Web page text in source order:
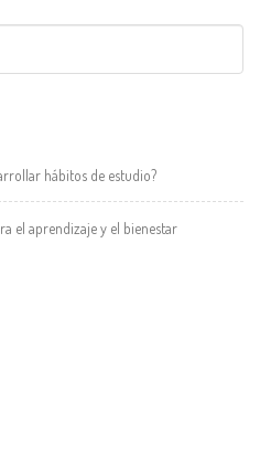
hábitos de estudio?
el aprendizaje y el bienestar